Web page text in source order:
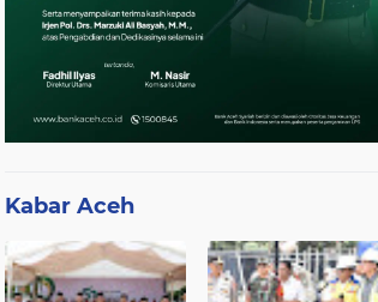
Kabar Aceh